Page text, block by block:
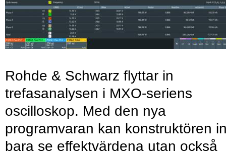
Rohde & Schwarz flyttar in
trefasanalysen i MXO-seriens
oscilloskop. Med den nya
programvaran kan konstruktören
bara se effektvärdena utan också